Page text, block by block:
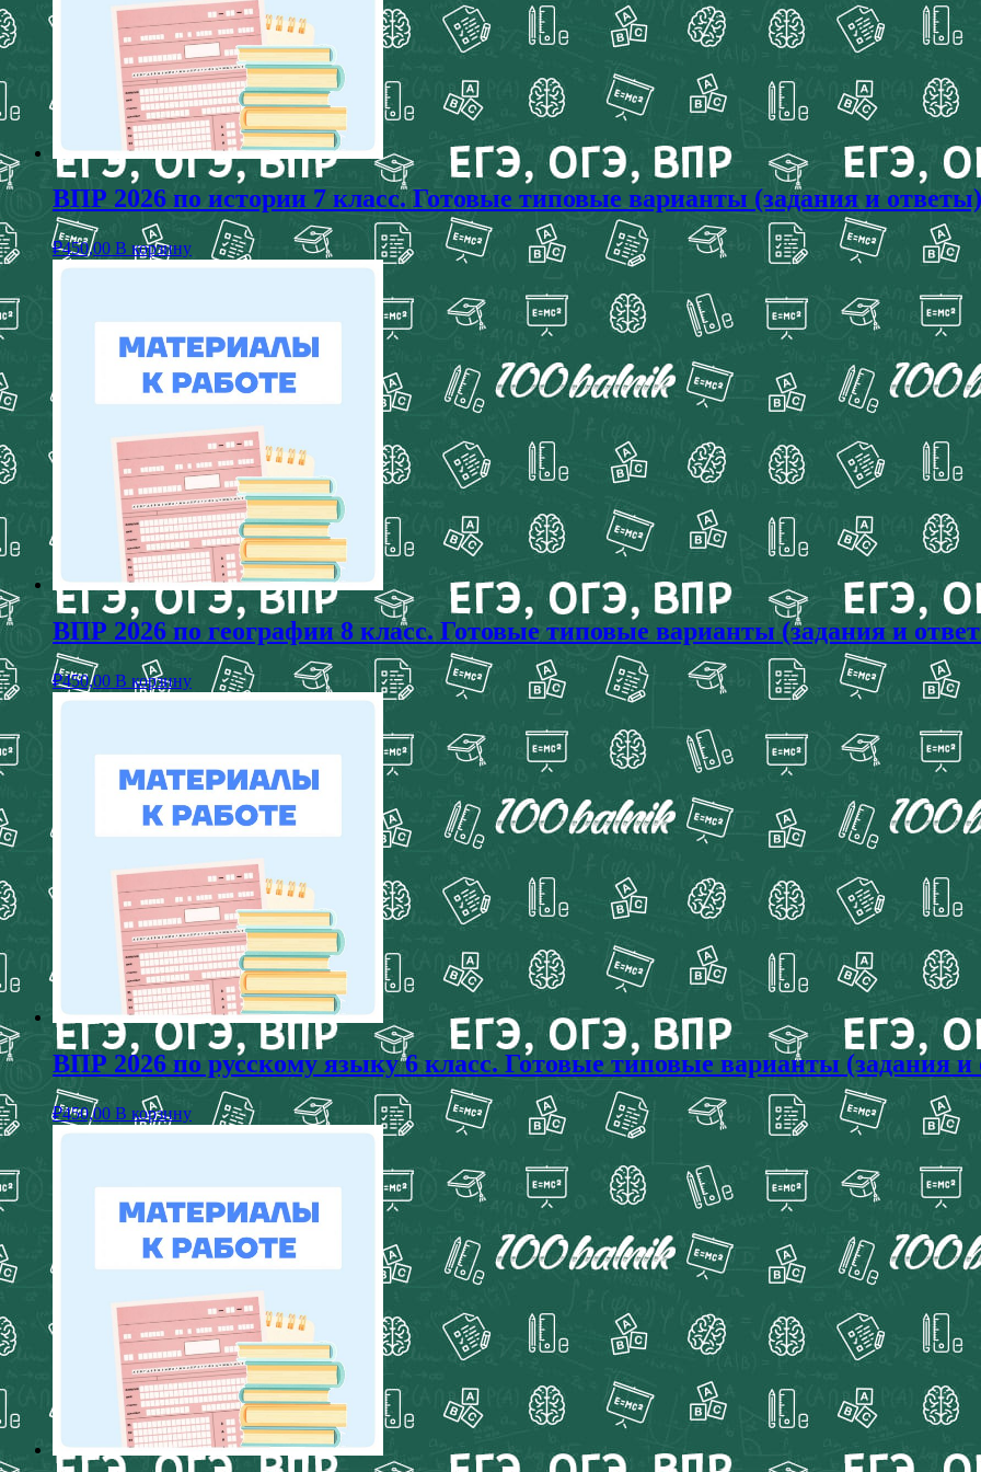
ВПР 2026 по истории 7 класс. Готовые типовые варианты (задания и ответы)
₽450,00 В корзину
ВПР 2026 по географии 8 класс. Готовые типовые варианты (задания и
₽450,00 В корзину
ВПР 2026 по русскому языку 6 класс. Готовые типовые варианты (задания и
₽450,00 В корзину